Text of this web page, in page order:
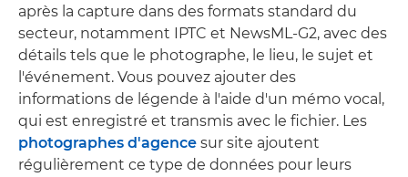
après la capture dans des formats standard du
secteur, notamment IPTC et NewsML-G2, avec des
détails tels que le photographe, le lieu, le sujet et
l'événement. Vous pouvez ajouter des
informations de légende à l'aide d'un mémo vocal,
qui est enregistré et transmis avec le fichier. Les
photographes d'agence sur site ajoutent
régulièrement ce type de données pour leurs